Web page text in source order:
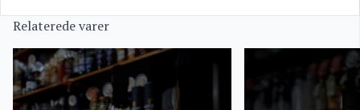
Relaterede varer